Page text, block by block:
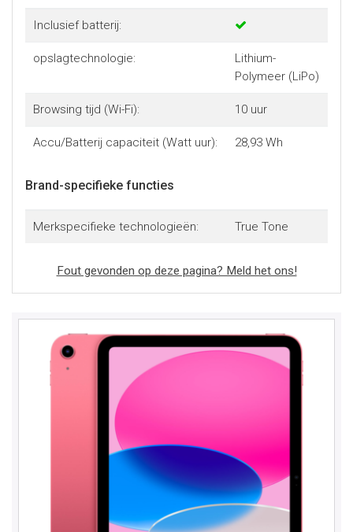
Inclusief batterij:
opslagtechnologie:
Lithium-
Polymeer (LiPo)
Browsing tijd (Wi-Fi): 10 uur
Accu/Batterij capaciteit (Watt uur): 28,93 Wh
Brand-specifieke functies
Merkspecifieke technologieën: True Tone
Fout gevonden op deze pagina? Meld het ons!